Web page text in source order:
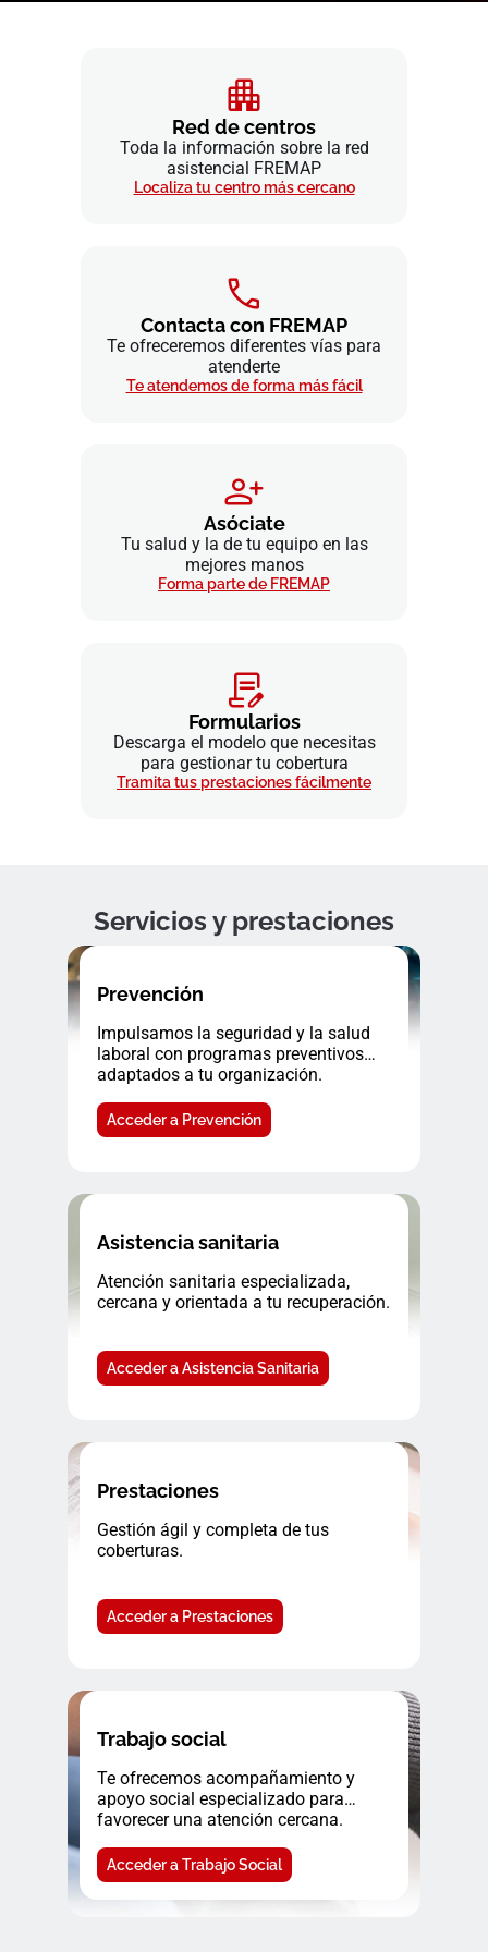
Red de centros
Toda la información sobre la red
asistencial FREMAP
Localiza tu centro más cercano
Contacta con FREMAP
Te ofreceremos diferentes vías para
atenderte
Te atendemos de forma más fácil
Asóciate
Tu salud y la de tu equipo en las
mejores manos
Forma parte de FREMAP
Formularios
Descarga el modelo que necesitas
para gestionar tu cobertura
Tramita tus prestaciones fácilmente
Servicios y prestaciones
Prevención
Impulsamos la seguridad y la salud
laboral con programas preventivos
adaptados a tu organización.
Acceder a Prevención
Asistencia sanitaria
Atención sanitaria especializada,
cercana y orientada a tu recuperación.
Acceder a Asistencia Sanitaria
Prestaciones
Gestión ágil y completa de tus
coberturas.
Acceder a Prestaciones
Trabajo social
Te ofrecemos acompañamiento y
apoyo social especializado para
favorecer una atención cercana.
Acceder a Trabajo Social